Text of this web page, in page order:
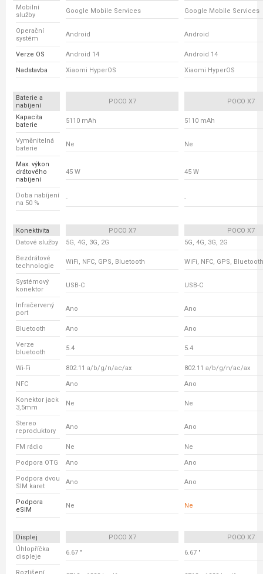
Mobilní
služby
Google Mobile Services Google Mobile Services
Operační
systém
Android Android
Verze OS Android 14 Android 14
Nadstavba Xiaomi HyperOS Xiaomi HyperOS
Baterie a
nabíjení
POCO X7 POCO X7
Kapacita
baterie
5110 mAh 5110 mAh
Vyměnitelná
baterie
Ne Ne
Max. výkon
drátového
nabíjení
45 W 45 W
Doba nabíjení
na 50 %
- -
Konektivita POCO X7
POCO X7
Datové služby
5G, 4G, 3G, 2G 5G, 4G, 3G, 2G
Bezdrátové
technologie
WiFi, NFC, GPS, Bluetooth WiFi, NFC, GPS, Bluetooth
Systémový
konektor
USB-C USB-C
Infračervený
port
Ano Ano
Bluetooth Ano Ano
Verze
bluetooth
5.4 5.4
Wi-Fi 802.11 a/b/g/n/ac/ax 802.11 a/b/g/n/ac/ax
NFC Ano Ano
Konektor jack
3,5mm
Ne Ne
Stereo
reproduktory
Ano Ano
FM rádio Ne Ne
Podpora OTG Ano Ano
Podpora dvou
SIM karet
Ano Ano
Podpora
eSIM
Ne Ne
Displej POCO X7
POCO X7
Úhlopříčka
displeje
6.67 " 6.67 "